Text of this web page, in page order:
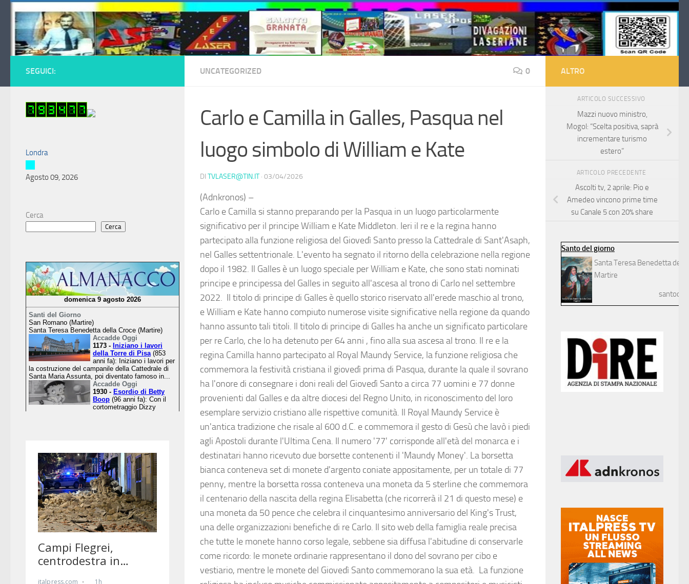
Salta al contenuto
UNCATEGORIZED 0
Carlo e Camilla in Galles, Pasqua nel
luogo simbolo di William e Kate
DI TVLASER@TIN.IT · 03/04/2026
(Adnkronos) –
Carlo e Camilla si stanno preparando per la Pasqua in un luogo particolarmente
significativo per il principe William e Kate Middleton. Ieri il re e la regina hanno
partecipato alla funzione religiosa del Giovedì Santo presso la Cattedrale di Sant'Asaph,
nel Galles settentrionale. L'evento ha segnato il ritorno della celebrazione nella regione
dopo il 1982. Il Galles è un luogo speciale per William e Kate, che sono stati nominati
principe e principessa del Galles in seguito all'ascesa al trono di Carlo nel settembre
2022. Il titolo di principe di Galles è quello storico riservato all'erede maschio al trono,
e William e Kate hanno compiuto numerose visite significative nella regione da quando
hanno assunto tali titoli. Il titolo di principe di Galles ha anche un significato particolare
per re Carlo, che lo ha detenuto per 64 anni , fino alla sua ascesa al trono. Il re e la
regina Camilla hanno partecipato al Royal Maundy Service, la funzione religiosa che
commemora la festività cristiana il giovedì prima di Pasqua, durante la quale il sovrano
ha l'onore di consegnare i doni reali del Giovedì Santo a circa 77 uomini e 77 donne
provenienti dal Galles e da altre diocesi del Regno Unito, in riconoscimento del loro
esemplare servizio cristiano alle rispettive comunità. Il Royal Maundy Service è
un'antica tradizione che risale al 600 d.C. e commemora il gesto di Gesù che lavò i piedi
agli Apostoli durante l'Ultima Cena. Il numero '77' corrisponde all'età del monarca e i
destinatari hanno ricevuto due borsette contenenti il 'Maundy Money'. La borsetta
bianca conteneva set di monete d'argento coniate appositamente, per un totale di 77
penny, mentre la borsetta rossa conteneva una moneta da 5 sterline che commemora
il centenario della nascita della regina Elisabetta (che ricorrerà il 21 di questo mese) e
una moneta da 50 pence che celebra il cinquantesimo anniversario del King's Trust,
una delle organizzazioni benefiche di re Carlo. Il sito web della famiglia reale precisa
che tutte le monete hanno corso legale, sebbene sia diffusa l'abitudine di conservarle
come ricordo: le monete ordinarie rappresentano il dono del sovrano per cibo e
vestiario, mentre le monete del Giovedì Santo commemorano la sua età. La funzione
SEGUICI:
Londra
Agosto 09, 2026
Cerca
Cerca
ALTRO
ARTICOLO SUCCESSIVO
Mazzi nuovo ministro,
Mogol: “Scelta positiva, saprà
incrementare turismo
estero”
ARTICOLO PRECEDENTE
Ascolti tv, 2 aprile: Pio e
Amedeo vincono prime time
su Canale 5 con 20% share
Santo del giorno
Santa Teresa Benedetta della
Martire